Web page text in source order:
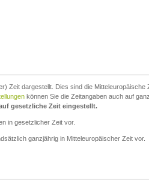
Zeit dargestellt. Dies sind die Mitteleuropäische
können Sie die Zeitangaben auch auf
gesetzliche Zeit eingestellt.
in gesetzlicher Zeit vor.
ganzjährig in Mitteleuropäischer Zeit vor.